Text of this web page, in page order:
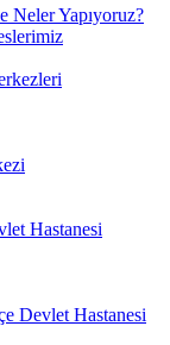
Neler Yapıyoruz?
Hastanesi
Devlet Hastanesi